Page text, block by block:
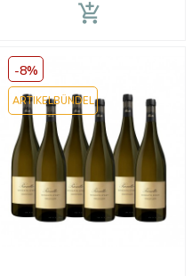
add_shopping_cart
-8%
ARTIKELBÜNDEL